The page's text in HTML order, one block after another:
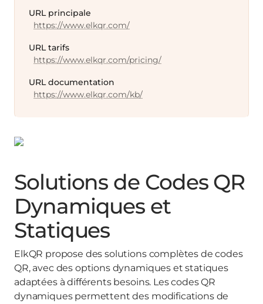
URL principale
https://www.elkqr.com/
URL tarifs
https://www.elkqr.com/pricing/
URL documentation
https://www.elkqr.com/kb/
Solutions de Codes QR
Dynamiques et
Statiques
ElkQR propose des solutions complètes de codes
QR, avec des options dynamiques et statiques
adaptées à différents besoins. Les codes QR
dynamiques permettent des modifications de